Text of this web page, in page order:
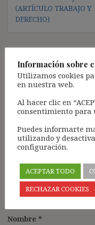
(ARTÍCULO TRABAJO Y
DERECHO)
Deja una
Tu dirección de correo
Comentario*
Nombre *
Información sobre
Utilizamos cookies
en nuestra web.
Al hacer clic en
consentimiento para
Puedes informarte
utilizando y
configuración.
ACEPTAR TODO
RECHAZAR COOKIES